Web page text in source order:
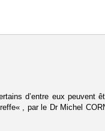
d’entre eux peuvent
, par le Dr Michel